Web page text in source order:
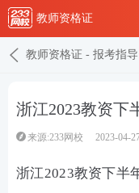
教师资格证
教师资格证 - 报考指导
浙江2023教资下
来源:233网校 2023-04-
浙江2023教资下半